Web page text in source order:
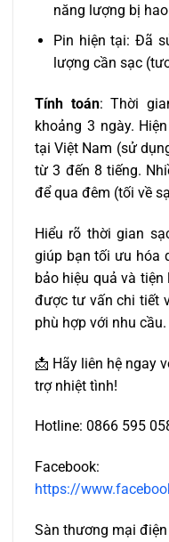
năng lượng bị
Pin hiện tại: Đã
lượng cần sạc
Tính toán: Thời
khoảng 3 ngày.
tại Việt Nam (sử
từ 3 đến 8 tiếng.
để qua đêm (tối về
Hiểu rõ thời gian
giúp bạn tối ưu hóa
bảo hiệu quả và
được tư vấn chi tiết
phù hợp với nhu cầu.
📩 Hãy liên hệ ngay
trợ nhiệt tình!
Hotline: 0866 595
Facebook:
https://
Sàn thương mại